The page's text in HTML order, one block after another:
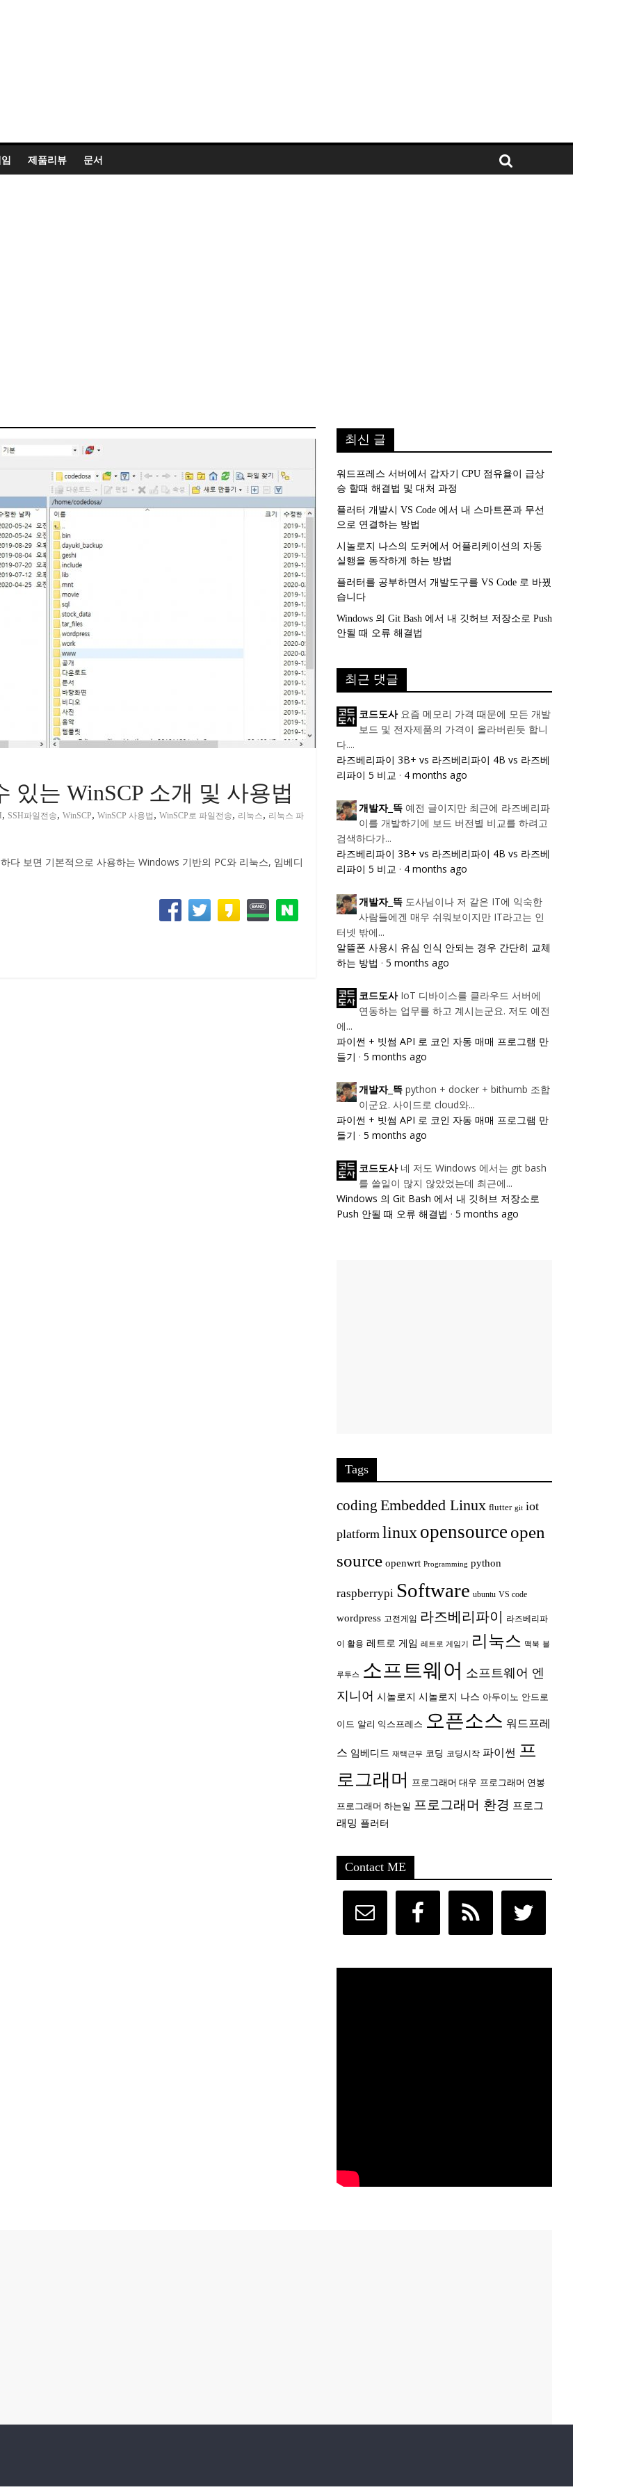
제품리뷰 문서
있는 WinSCP 소개 및 사용법
, SSH파일전송, WinSCP, WinSCP 사용법 , WinSCP로 파일전송, 리눅스, 리눅스 파
다 보면 기본적으로 사용하는 Windows 기반의 PC와 리눅스, 임베디
최신 글
워드프레스 서버에서 갑자기 CPU 점유율이 급상
승 할때 해결법 및 대처 과정
플러터 개발시 VS Code 에서 내 스마트폰과 무선
으로 연결하는 방법
시놀로지 나스의 도커에서 어플리케이션의 자동
실행을 동작하게 하는 방법
플러터를 공부하면서 개발도구를 VS Code 로 바꿨
습니다
Windows 의 Git Bash 에서 내 깃허브 저장소로 Push
안될 때 오류 해결법
최근 댓글
코드도사 요즘 메모리 가격 때문에 모든 개발
보드 및 전자제품의 가격이 올라버린듯 합니
다....
라즈베리파이 3B+ vs 라즈베리파이 4B vs 라즈베
리파이 5 비교 · 4 months ago
개발자_뜩 예전 글이지만 최근에 라즈베리파
이를 개발하기에 보드 버전별 비교를 하려고
검색하다가...
라즈베리파이 3B+ vs 라즈베리파이 4B vs 라즈베
리파이 5 비교 · 4 months ago
개발자_뜩 도사님이나 저 같은 IT에 익숙한
사람들에겐 매우 쉬워보이지만 IT라고는 인
터넷 밖에...
알뜰폰 사용시 유심 인식 안되는 경우 간단히 교체
하는 방법 · 5 months ago
코드도사 IoT 디바이스를 클라우드 서버에
연동하는 업무를 하고 계시는군요. 저도 예전
에...
파이썬 + 빗썸 API 로 코인 자동 매매 프로그램 만
들기 · 5 months ago
개발자_뜩 python + docker + bithumb 조합
이군요. 사이드로 cloud와...
파이썬 + 빗썸 API 로 코인 자동 매매 프로그램 만
들기 · 5 months ago
코드도사 네 저도 Windows 에서는 git bash
를 쓸일이 많지 않았었는데 최근에...
Windows 의 Git Bash 에서 내 깃허브 저장소로
Push 안될 때 오류 해결법 · 5 months ago
Tags
coding Embedded Linux flutter git iot
platform linux opensource open
source openwrt Programming python
raspberrypi Software ubuntu VS code
wordpress 고전게임 라즈베리파이 라즈베리파
이 활용 레트로 게임 레트로 게임기 리눅스 맥북 블
루투스 소프트웨어 소프트웨어 엔
지니어 시놀로지 시놀로지 나스 아두이노 안드로
이드 알리 익스프레스 오픈소스 워드프레
스 임베디드 재택근무 코딩 코딩시작 파이썬 프
로그래머
프로그래머 대우 프로그래머 연봉
프로그래머 하는일 프로그래머 환경 프로그
래밍 플러터
Contact ME